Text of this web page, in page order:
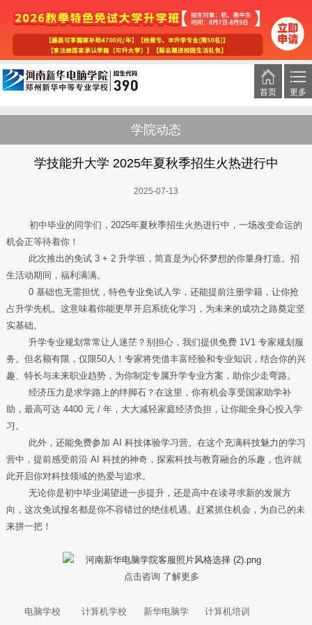
首页 更多
学院动态
学技能升大学 2025年夏秋季招生火热进行中
2025-07-13
初中毕业的同学们，2025年夏秋季招生火热进行中，一场改变命运的
机会正等待着你！
此次推出的免试 3 + 2 升学班，简直是为心怀梦想的你量身打造。招
生活动期间，福利满满。
0 基础也无需担忧，特色专业免试入学，还能提前注册学籍，让你抢
占升学先机。这意味着你能更早开启系统化学习，为未来的成功之路奠定坚
实基础。
升学专业规划常常让人迷茫？别担心，我们提供免费 1V1 专家规划服
务。但名额有限，仅限50人！专家将凭借丰富经验和专业知识，结合你的兴
趣、特长与未来职业趋势，为你制定专属升学专业方案，助你少走弯路。
经济压力是求学路上的绊脚石？在这里，你有机会享受国家助学补
助，最高可达 4400 元 / 年，大大减轻家庭经济负担，让你能全身心投入学
习。
此外，还能免费参加 AI 科技体验学习营。在这个充满科技魅力的学习
营中，提前感受前沿 AI 科技的神奇，探索科技与教育融合的乐趣，也许就
此开启你对科技领域的热爱与追求。
无论你是初中毕业渴望进一步提升，还是高中在读寻求新的发展方
向，这次免试报名都是你不容错过的绝佳机遇。赶紧抓住机会，为自己的未
来拼一把！
点击咨询 了解更多
电脑学校 计算机学校 新华电脑学 计算机培训